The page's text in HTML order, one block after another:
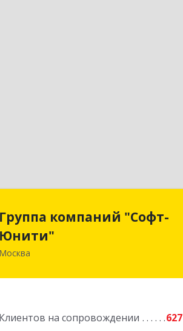
Группа компаний "Софт-
Юнити"
Москва
Клиентов на сопровождении
627
Группа компаний "Софт-
Юнити"
Подробнее